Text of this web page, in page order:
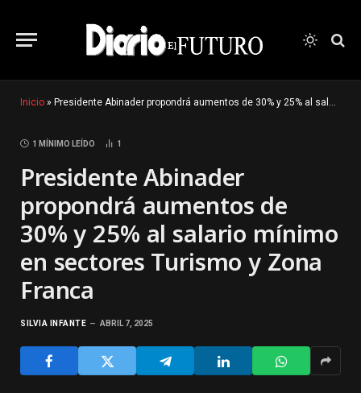
Inicio » Presidente Abinader propondrá aumentos de 30% y 25% al salario mínimo en sectores Turismo y Zona Franca
1 MÍNIMO LEÍDO 1
Presidente Abinader
propondrá aumentos de
30% y 25% al salario mínimo
en sectores Turismo y Zona
Franca
SILVIA INFANTE ABRIL 7, 2025